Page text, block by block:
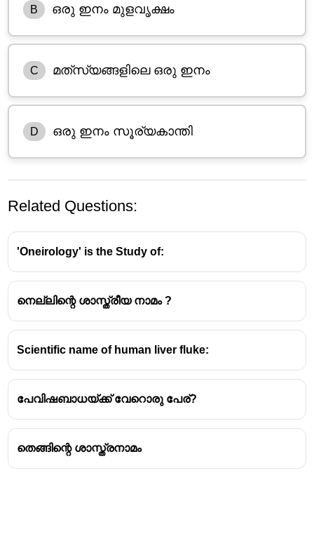
B ഒരു ഇനം മുളവൃക്ഷം
C മത്‌സ്യങ്ങളിലെ ഒരു ഇനം
D ഒരു ഇനം സൂര്യകാന്തി
Related Questions:
'Oneirology' is the Study of:
നെല്ലിന്റെ ശാസ്ത്രീയ നാമം ?
Scientific name of human liver fluke:
പേവിഷബാധയ്ക്ക് വേറൊരു പേര്?
തെങ്ങിന്റെ ശാസ്ത്രനാമം